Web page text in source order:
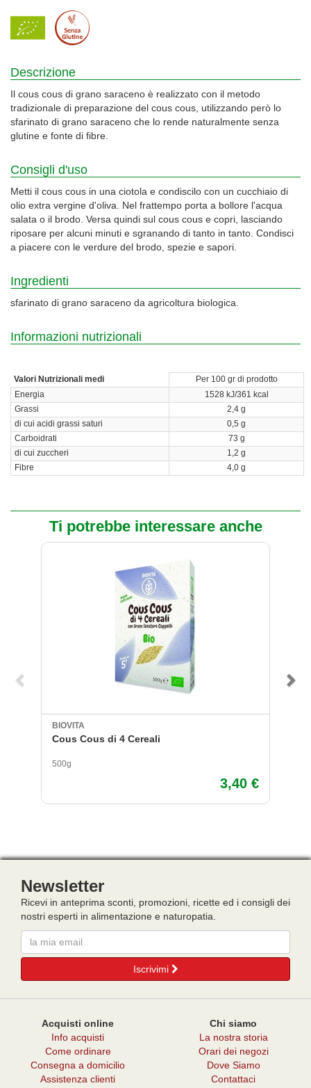
Descrizione
Il cous cous di grano saraceno è realizzato con il metodo
tradizionale di preparazione del cous cous, utilizzando però lo
sfarinato di grano saraceno che lo rende naturalmente senza
glutine e fonte di fibre.
Consigli d'uso
Metti il cous cous in una ciotola e condiscilo con un cucchiaio di
olio extra vergine d'oliva. Nel frattempo porta a bollore l'acqua
salata o il brodo. Versa quindi sul cous cous e copri, lasciando
riposare per alcuni minuti e sgranando di tanto in tanto. Condisci
a piacere con le verdure del brodo, spezie e sapori.
Ingredienti
sfarinato di grano saraceno da agricoltura biologica.
Informazioni nutrizionali
Valori Nutrizionali medi
Per 100 gr di prodotto
Energia
1528 kJ/361 kcal
Grassi
2,4 g
di cui acidi grassi saturi
0,5 g
Carboidrati
73 g
di cui zuccheri
1,2 g
Fibre
4,0 g
Ti potrebbe interessare anche
BIOVITA
Cous Cous di 4 Cereali
500g
3,40 €
Newsletter
Ricevi in anteprima sconti, promozioni, ricette ed i consigli dei
nostri esperti in alimentazione e naturopatia.
Email
Iscrivimi
Acquisti online
Info acquisti
Come ordinare
Consegna a domicilio
Assistenza clienti
Chi siamo
La nostra storia
Orari dei negozi
Dove Siamo
Contattaci